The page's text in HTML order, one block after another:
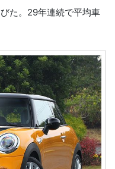
た。29年連続で平均車